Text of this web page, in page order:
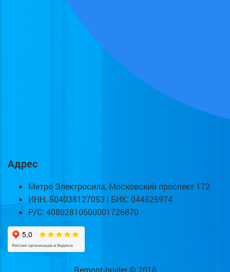
Адрес
Метро Электросила, Московский проспект 172
ИНН: 504038127053 | БИК: 044525974
Р/С: 40802810600001726870